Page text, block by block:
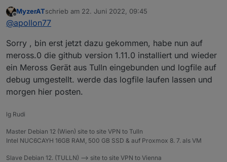
Geräte, nur bei Meross.0
Zu "Admin Farbmarkierung nur in instanz 0" ... Bitte
mal Admin Shift reloaden ... danach immer noch?
JSON so eines Objekts zeigen ...
Offline
MyzerATschrieb am 22. Juni 2022, 09:45
zuletzt editiert von
@apollon77
Sorry , bin erst jetzt dazu gekommen, habe nun auf
meross.0 die github version 1.11.0 installiert und wieder
ein Meross Gerät aus Tulln eingebunden und logfile auf
debug umgestellt. werde das logfile laufen lassen und
morgen hier posten.
lg Rudi
Master Debian 12 (Wien) site to site VPN to Tulln
Intel NUC6CAYH 16GB RAM, 500 GB SSD & auf Proxmox 8. 7. als VM
Slave Debian 12. (TULLN) --> site to site VPN to Vienna